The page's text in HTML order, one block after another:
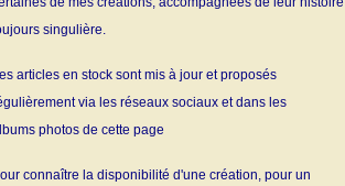
singulière.
articles en stock sont mis à jour et proposés
via les réseaux sociaux et dans les
photos de cette page
connaître la disponibilité d'une création, pour un